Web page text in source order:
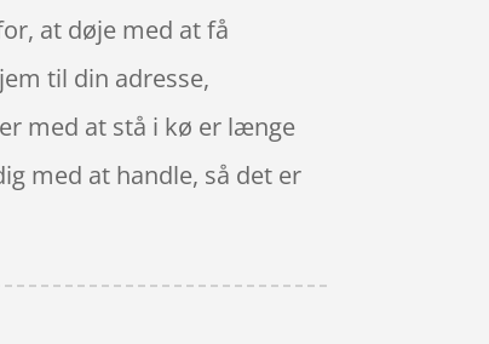
at døje med at få
til din adresse,
med at stå i kø er længe
med at handle, så det er